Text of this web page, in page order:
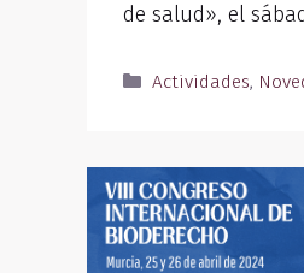
de salud», el
Actividades,